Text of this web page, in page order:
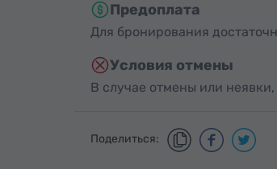
Предоплата
Для бронирования
Условия отмены
В случае отмены или
Поделиться: